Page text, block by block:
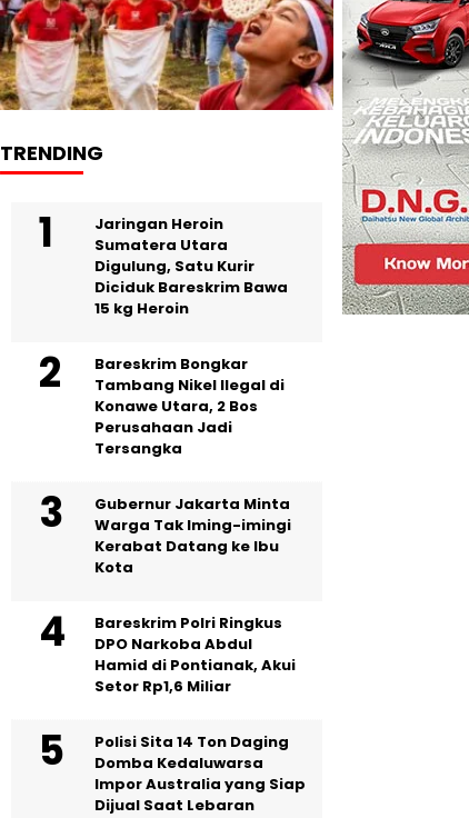
TRENDING
Jaringan Heroin
Sumatera Utara
Digulung, Satu Kurir
Diciduk Bareskrim Bawa
15 kg Heroin
Bareskrim Bongkar
Tambang Nikel Ilegal di
Konawe Utara, 2 Bos
Perusahaan Jadi
Tersangka
Gubernur Jakarta Minta
Warga Tak Iming-imingi
Kerabat Datang ke Ibu
Kota
Bareskrim Polri Ringkus
DPO Narkoba Abdul
Hamid di Pontianak, Akui
Setor Rp1,6 Miliar
Polisi Sita 14 Ton Daging
Domba Kedaluwarsa
Impor Australia yang Siap
Dijual Saat Lebaran